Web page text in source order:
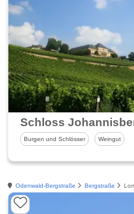
Schloss
Burgen und Schlösser Weingut
Odenwald-Bergstraße Bergstraße